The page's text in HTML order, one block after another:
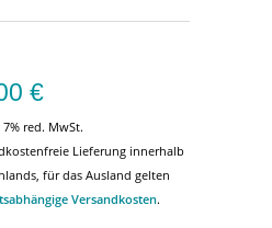
€
red. MwSt.
Lieferung innerhalb
für das Ausland gelten
Versandkosten.